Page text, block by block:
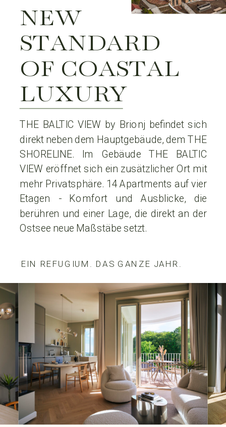
NEW
STANDARD
OF COASTAL
LUXURY
EIN REFUGIUM. DAS GANZE JAHR.
THE BALTIC VIEW by Brionj befindet sich
direkt neben dem Hauptgebäude, dem THE
SHORELINE. Im Gebäude THE BALTIC
VIEW eröffnet sich ein zusätzlicher Ort mit
mehr Privatsphäre. 14 Apartments auf vier
Etagen - Komfort und Ausblicke, die
berühren und einer Lage, die direkt an der
Ostsee neue Maßstäbe setzt.